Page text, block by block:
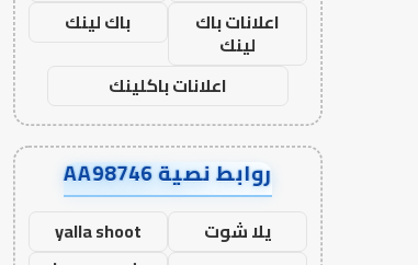
اعلانات باك
لينك
باك لينك
اعلانات باكلينك
روابط نصية AA98746
يلا شوت
yalla shoot